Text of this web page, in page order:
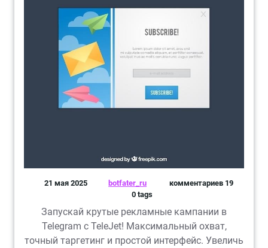
21 мая 2025 botfater_ru
комментариев 19
0 tags
Запускай крутые рекламные кампании в
Telegram с TeleJet! Максимальный охват,
точный таргетинг и простой интерфейс. Увеличь